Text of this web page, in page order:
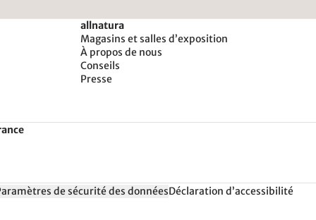
allnatura
Magasins et salles d’exposition
À propos de nous
Conseils
Presse
de sécurité des donnéesDéclaration d’accessibilité